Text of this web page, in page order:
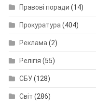
Правові поради (14)
Прокуратура (404)
Реклама (2)
Релігія (55)
СБУ(128)
Світ (286)